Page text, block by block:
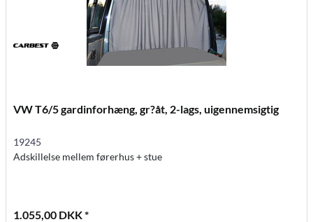
VW T6/5 gardinforhæng, gr?åt, 2-lags, uigennemsigtig
19245
Adskillelse mellem førerhus + stue
1.055,00 DKK *